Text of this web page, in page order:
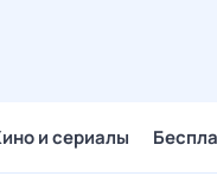
и сериалы